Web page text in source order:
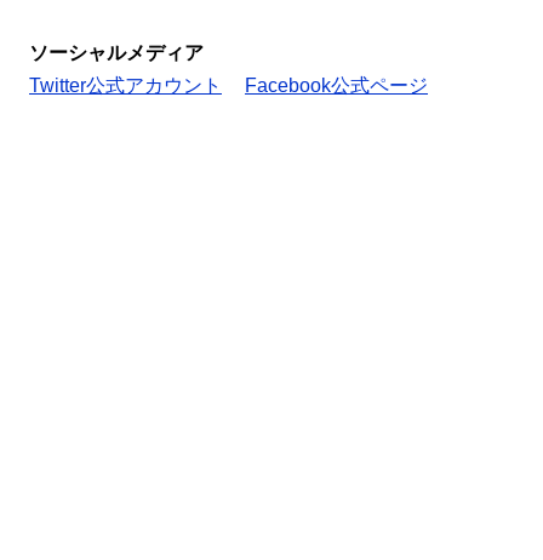
ソーシャルメディア
Twitter公式アカウント
Facebook公式ページ